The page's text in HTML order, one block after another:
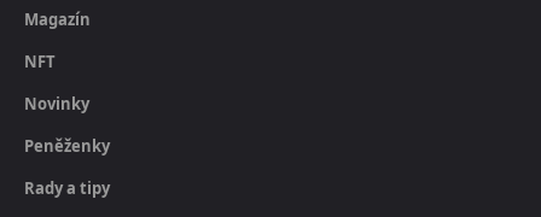
Magazín
NFT
Novinky
Peněženky
Rady a tipy